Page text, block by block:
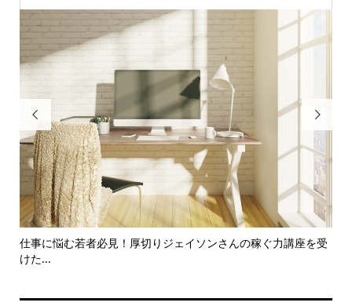

仕事に悩む若者必見！厚切りジェイソンさんの稼ぐ力講座を受
けた...
